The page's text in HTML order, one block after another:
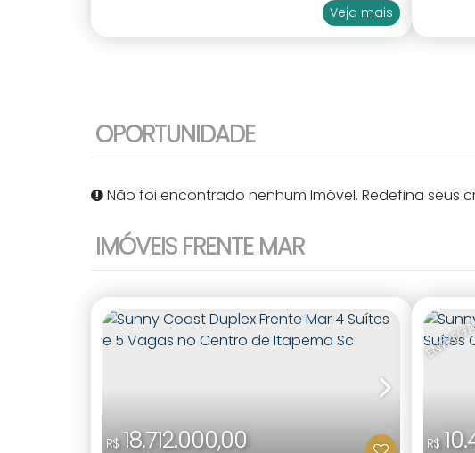
Veja mais
OPORTUNIDADE
Não foi encontrado nenhum Imóvel. Redefina seus
IMÓVEIS FRENTE MAR
R$18.712.000,00 R$